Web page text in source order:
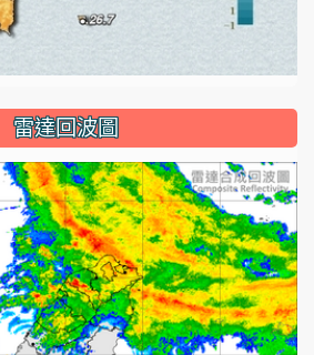
雷達回波圖